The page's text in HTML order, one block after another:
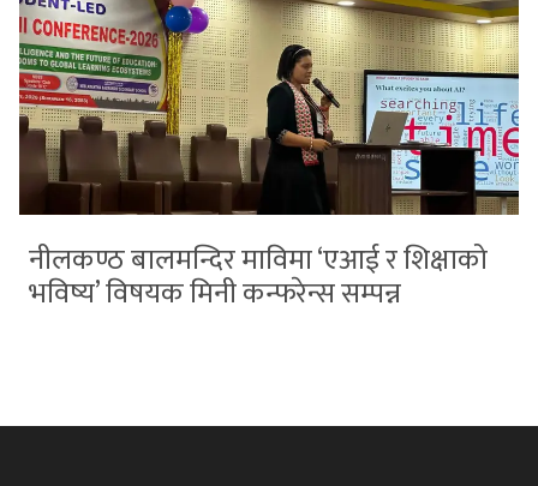
नीलकण्ठ बालमन्दिर माविमा ‘एआई र शिक्षाको
भविष्य’ विषयक मिनी कन्फरेन्स सम्पन्न